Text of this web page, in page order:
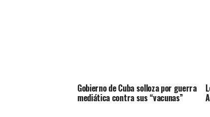
Gobierno de Cuba solloza por guerra
mediática contra sus “vacunas”